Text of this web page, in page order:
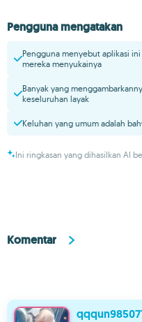
Pengguna mengatakan
Pengguna menyebut aplikasi
mereka menyukainya
Banyak yang
keseluruhan layak
Keluhan yang umum adalah
Ini ringkasan yang dihasilkan AI
Komentar